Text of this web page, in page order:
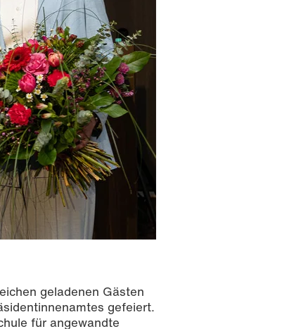
geladenen Gästen
gefeiert.
für angewandte